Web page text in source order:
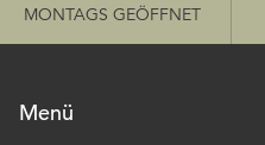
MONTAGS GEÖFFNET
Menü